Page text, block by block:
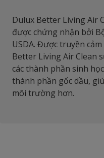
Dulux Better Living Air
được chứng nhận bởi
USDA. Được truyền
Better Living Air Clean
các thành phần sinh
thành phần gốc dầu,
môi trường hơn.